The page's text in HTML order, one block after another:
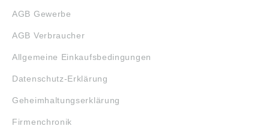
AGB Gewerbe
AGB Verbraucher
Allgemeine Einkaufsbedingungen
Datenschutz-Erklärung
Geheimhaltungserklärung
Firmenchronik